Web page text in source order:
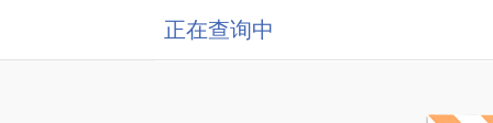
正在查询中